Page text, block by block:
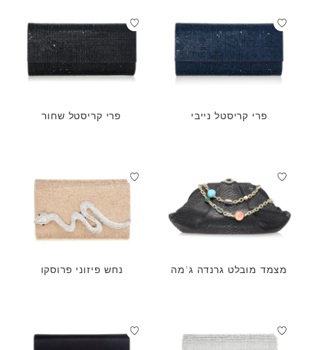
פרי קריסטל נייבי פרי קריסטל שחור
מצמד מובלט גרנדה ג'מה נחש פיזוני פרוסקו